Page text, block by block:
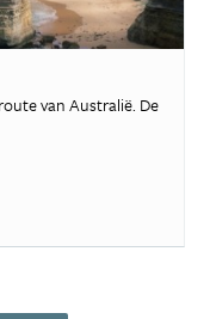
van Australië. De